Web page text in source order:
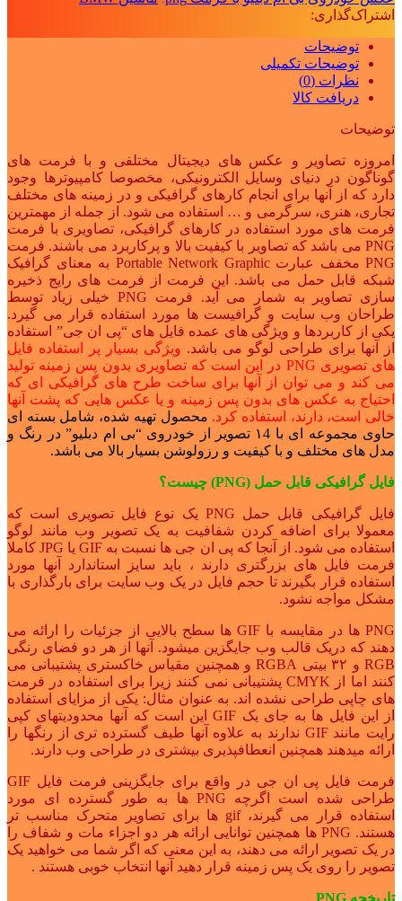
اشتراک‌گذاری:
توضیحات
توضیحات تکمیلی
نظرات (0)
دریافت کالا
توضیحات
امروزه تصاویر و عکس های دیجیتال مختلفی و با فرمت های
گوناگون در دنیای وسایل الکترونیکی، مخصوصا کامپیوترها وجود
دارد که از آنها برای انجام کارهای گرافیکی و در زمینه های مختلف
تجاری، هنری، سرگرمی و … استفاده می شود. از جمله از مهمترین
فرمت های مورد استفاده در کارهای گرافیکی، تصاویری با فرمت
PNG می باشد که تصاویر با کیفیت بالا و پرکاربرد می باشند. فرمت
PNG مخفف عبارت Portable Network Graphic به معنای گرافیک
شبکه قابل حمل می باشد. این فرمت از فرمت های رایج ذخیره
سازی تصاویر به شمار می آید. فرمت PNG خیلی زیاد توسط
طراحان وب سایت و گرافیست ها مورد استفاده قرار می گیرد.
یکی از کاربردها و ویژگی های عمده فایل های “پی ان جی” استفاده
از آنها برای طراحی لوگو می باشد. ویژگی بسیار پر استفاده فایل
های تصویری PNG در این است که تصاویری بدون پس زمینه تولید
می کند و می توان از آنها برای ساخت طرح های گرافیکی ای که
احتیاج به عکس های بدون پس زمینه و یا عکس هایی که پشت آنها
خالی است، دارند، استفاده کرد. محصول تهیه شده، شامل بسته ای
حاوی مجموعه ای با ۱4 تصویر از خودروی “بی ام دبلیو” در رنگ و
مدل های مختلف و با کیفیت و رزولوشن بسیار بالا می باشد.
فایل گرافیکی قابل حمل (PNG) چیست؟
فایل گرافیکی قابل حمل PNG یک نوع فایل تصویری است که
معمولا برای اضافه کردن شفافیت به یک تصویر وب مانند لوگو
استفاده می شود. از آنجا که پی ان جی ها نسبت به GIF یا JPG کاملا
فرمت فایل های بزرگتری دارند ، باید سایز استاندارد آنها مورد
استفاده قرار بگیرند تا حجم فایل در یک وب سایت برای بارگذاری با
مشکل مواجه نشود.
PNG ها در مقایسه با GIF ها سطح بالایی از جزئیات را ارائه می
دهند که دریک قالب وب جایگزین میشود. آنها از هر دو فضای رنگی
RGB و ۳۲ بیتی RGBA و همچنین مقیاس خاکستری پشتیبانی می
کنند اما از CMYK پشتیبانی نمی کنند زیرا برای استفاده در فرمت
های چاپی طراحی نشده اند. به عنوان مثال: یکی از مزایای استفاده
از این فایل ها به جای یک GIF این است که آنها محدودیتهای کپی
رایت مانند GIF ندارند به علاوه آنها طیف گسترده تری از رنگها را
ارائه میدهند همچنین انعطافپذیری بیشتری در طراحی وب دارند.
فرمت فایل پی ان جی در واقع برای جایگزینی فرمت فایل GIF
طراحی شده است اگرچه PNG ها به طور گسترده ای مورد
استفاده قرار می گیرند، gif ها برای تصاویر متحرک مناسب تر
هستند. PNG ها همچنین توانایی ارائه هر دو اجزاء مات و شفاف را
در یک تصویر ارائه می دهند، به این معنی که اگر شما می خواهید یک
تصویر را روی یک پس زمینه قرار دهید آنها انتخاب خوبی هستند .
تاریخچه PNG